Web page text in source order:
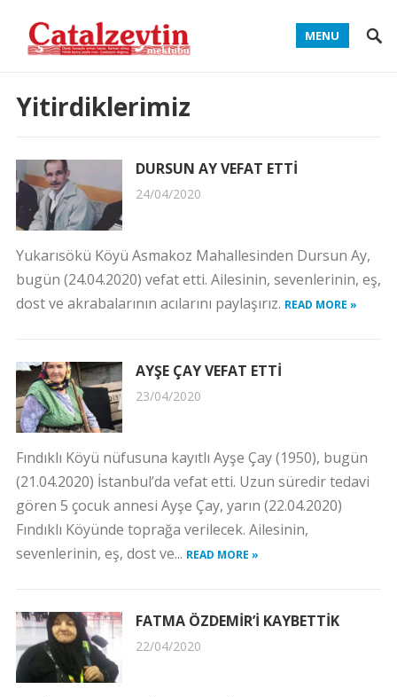
MENU
Yitirdiklerimiz
DURSUN AY VEFAT ETTİ
24/04/2020
Yukarısökü Köyü Asmakoz Mahallesinden Dursun Ay,
bugün (24.04.2020) vefat etti. Ailesinin, sevenlerinin, eş,
dost ve akrabalarının acılarını paylaşırız. READ MORE »
AYŞE ÇAY VEFAT ETTİ
23/04/2020
Fındıklı Köyü nüfusuna kayıtlı Ayşe Çay (1950), bugün
(21.04.2020) İstanbul’da vefat etti. Uzun süredir tedavi
gören 5 çocuk annesi Ayşe Çay, yarın (22.04.2020)
Fındıklı Köyünde toprağa verilecek. Ailesinin,
sevenlerinin, eş, dost ve... READ MORE »
FATMA ÖZDEMİR’İ KAYBETTİK
22/04/2020